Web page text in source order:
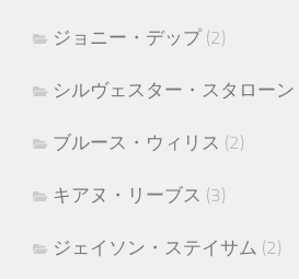
ジョニー・デップ(2)
シルヴェスター・スタローン
ブルース・ウィリス (2)
キアヌ・リーブス (3)
ジェイソン・ステイサム (2)